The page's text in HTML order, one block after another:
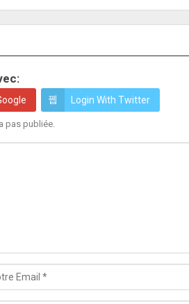
Login With Twitter
pas publiée.